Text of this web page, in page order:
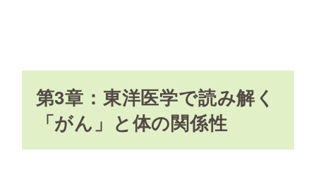
第3章：東洋医学で読み解く
「がん」と体の関係性